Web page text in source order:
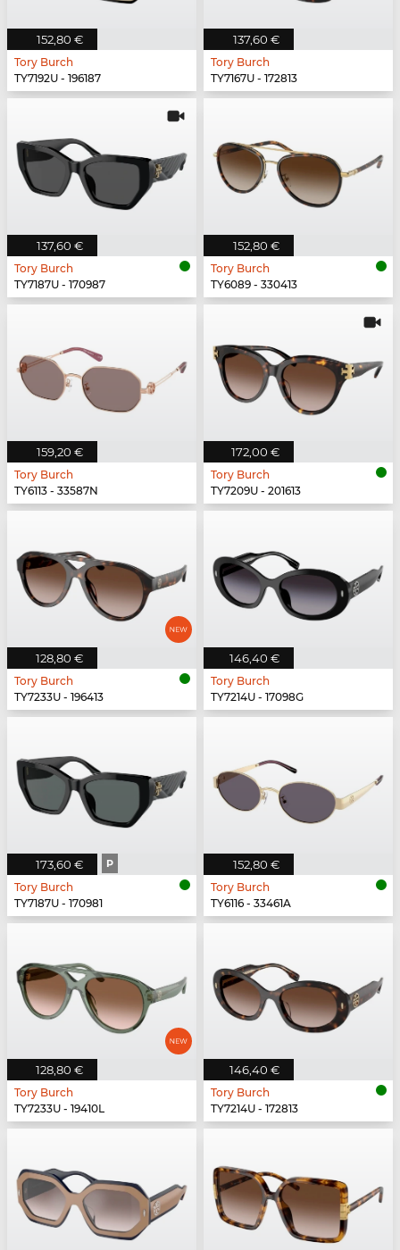
152,80 €
Tory Burch
TY7192U - 196187
137,60 €
Tory Burch
TY7167U - 172813
137,60 €
Tory Burch
TY7187U - 170987
152,80 €
Tory Burch
TY6089 - 330413
159,20 €
Tory Burch
TY6113 - 33587N
172,00 €
Tory Burch
TY7209U - 201613
128,80 €
Tory Burch
TY7233U - 196413
146,40 €
Tory Burch
TY7214U - 17098G
173,60 € P
Tory Burch
TY7187U - 170981
152,80 €
Tory Burch
TY6116 - 33461A
128,80 €
Tory Burch
TY7233U - 19410L
146,40 €
Tory Burch
TY7214U - 172813